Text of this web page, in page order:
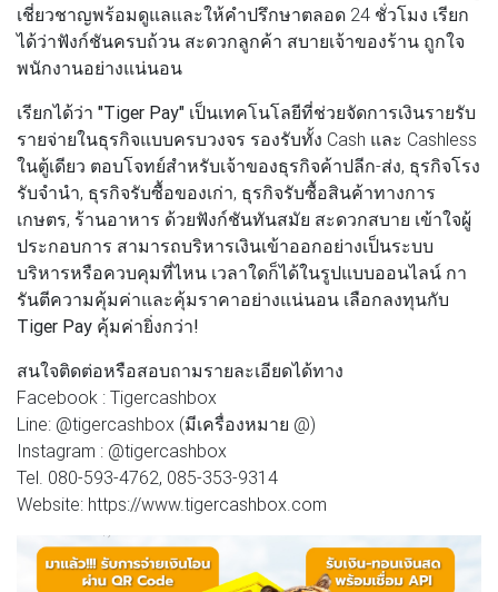
เชี่ยวชาญพร้อมดูแลและให้คำปรึกษาตลอด 24 ชั่วโมง เรียก
ได้ว่าฟังก์ชันครบถ้วน สะดวกลูกค้า สบายเจ้าของร้าน ถูกใจ
พนักงานอย่างแน่นอน
เรียกได้ว่า "Tiger Pay" เป็นเทคโนโลยีที่ช่วยจัดการเงินรายรับ
รายจ่ายในธุรกิจแบบครบวงจร รองรับทั้ง Cash และ Cashless
ในตู้เดียว ตอบโจทย์สำหรับเจ้าของธุรกิจค้าปลีก-ส่ง, ธุรกิจโรง
รับจำนำ, ธุรกิจรับซื้อของเก่า, ธุรกิจรับซื้อสินค้าทางการ
เกษตร, ร้านอาหาร ด้วยฟังก์ชันทันสมัย สะดวกสบาย เข้าใจผู้
ประกอบการ สามารถบริหารเงินเข้าออกอย่างเป็นระบบ
บริหารหรือควบคุมที่ไหน เวลาใดก็ได้ในรูปแบบออนไลน์ กา
รันตีความคุ้มค่าและคุ้มราคาอย่างแน่นอน เลือกลงทุนกับ
Tiger Pay คุ้มค่ายิ่งกว่า!
สนใจติดต่อหรือสอบถามรายละเอียดได้ทาง
Facebook : Tigercashbox
Line: @tigercashbox (มีเครื่องหมาย @)
Instagram : @tigercashbox
Tel. 080-593-4762, 085-353-9314
Website: https://www.tigercashbox.com